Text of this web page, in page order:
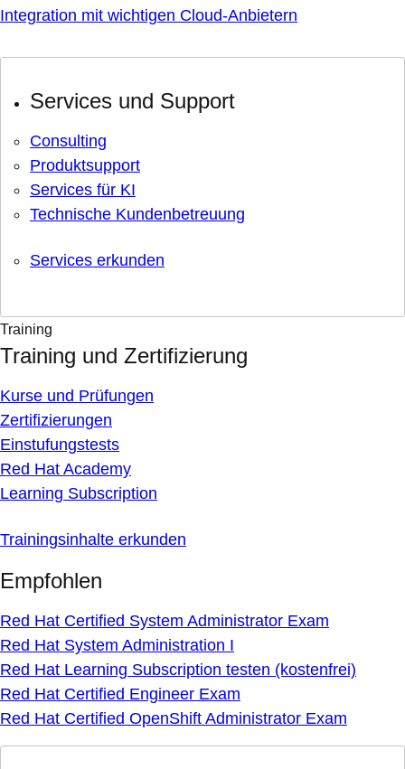
Integration mit wichtigen Cloud-Anbietern
Services und Support
Consulting
Produktsupport
Services für KI
Technische Kundenbetreuung
Services erkunden
Training
Training und Zertifizierung
Kurse und Prüfungen
Zertifizierungen
Einstufungstests
Red Hat Academy
Learning Subscription
Trainingsinhalte erkunden
Empfohlen
Red Hat Certified System Administrator Exam
Red Hat System Administration I
Red Hat Learning Subscription testen (kostenfrei)
Red Hat Certified Engineer Exam
Red Hat Certified OpenShift Administrator Exam